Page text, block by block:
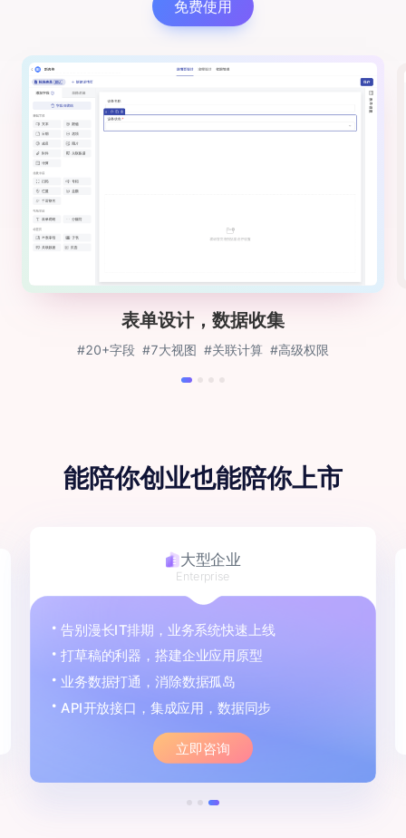
免费使用
表单设计，数据收集
#20+字段 #7大视图 #关联计算 #高级权限
能陪你创业也能陪你上市
大型企业
Enterprise
告别漫长IT排期，业务系统快速上线
打草稿的利器，搭建企业应用原型
业务数据打通，消除数据孤岛
API开放接口，集成应用，数据同步
立即咨询